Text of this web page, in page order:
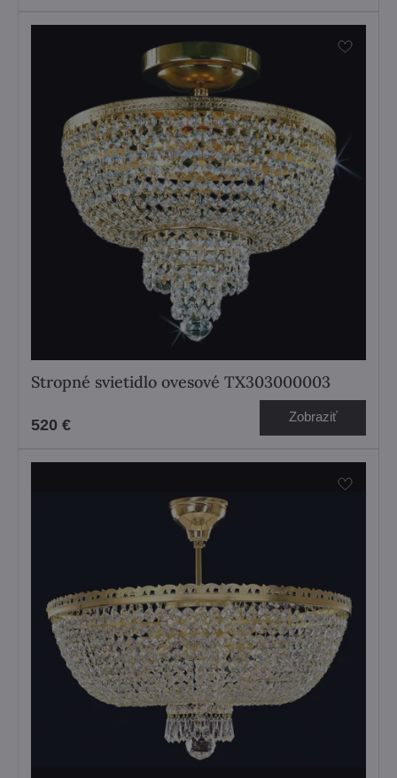
Stropné svietidlo ovesové TX303000003
520 € Zobraziť